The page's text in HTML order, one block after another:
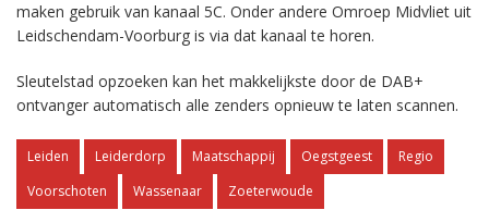
maken gebruik van kanaal 5C. Onder andere Omroep Midvliet uit
Leidschendam-Voorburg is via dat kanaal te horen.
Sleutelstad opzoeken kan het makkelijkste door de DAB+
ontvanger automatisch alle zenders opnieuw te laten scannen.
Leiden Leiderdorp Maatschappij Oegstgeest
Regio
Voorschoten
Wassenaar Zoeterwoude